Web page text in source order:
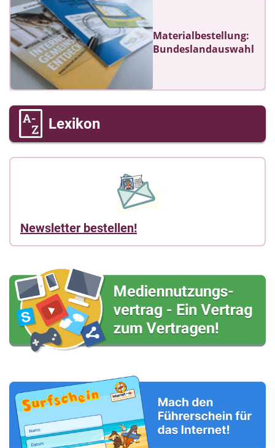
Materialbestellung:
Bundeslandauswahl
Lexikon
Newsletter bestellen!